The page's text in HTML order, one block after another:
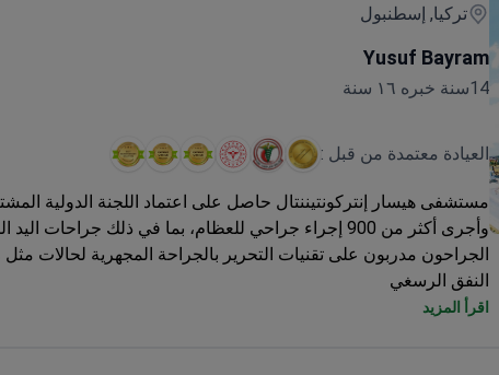
تركيا, إسطنبول
Yusuf Bayram
14سنة خبره ١٦ سنة
العيادة معتمدة من قبل :
وأجرى أكثر من 900 إجراء جراحي للعظام، بما في ذلك جراحات اليد المتخصصة.
الجراحون مدربون على تقنيات التحرير بالجراحة المجهرية لحالات مثل
النفق الرسغي
تشمل الباقات الشاملة الجراحة والإقامة في المستشفى والاختبارات
اقرأ المزيد